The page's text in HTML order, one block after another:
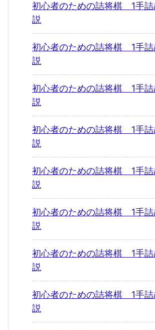
初心者のための詰将棋 1手
説
初心者のための詰将棋 1手
説
初心者のための詰将棋 1手
説
初心者のための詰将棋 1手
説
初心者のための詰将棋 1手
説
初心者のための詰将棋 1手
説
初心者のための詰将棋 1手
説
初心者のための詰将棋 1手
説